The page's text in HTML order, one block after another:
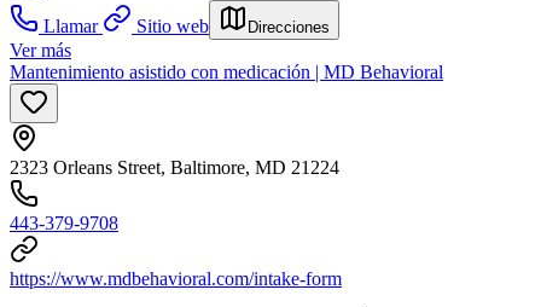
Llamar
Sitio web Direcciones
Ver más
Mantenimiento asistido con medicación | MD Behavioral
2323 Orleans Street, Baltimore, MD 21224
443-379-9708
https://www.mdbehavioral.com/intake-form